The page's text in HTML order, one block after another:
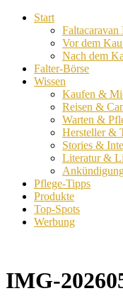
Start
Faltacaravan
Vor dem
Nach dem
Falter-Börse
Wissen
Kaufen &
Reisen &
Warten &
Hersteller &
Stories &
Literatur &
Pflege-Tipps
Produkte
Top-Spots
Werbung
IMG-